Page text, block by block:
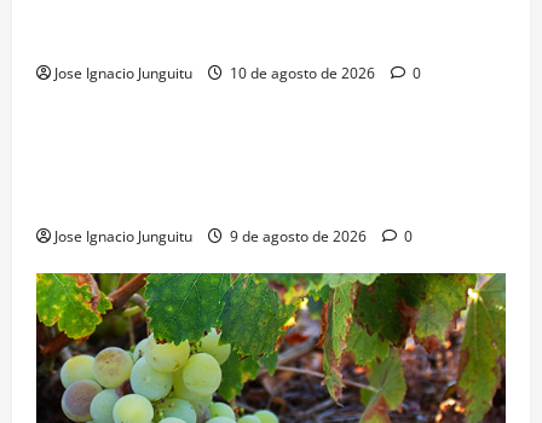
Jose Ignacio Junguitu 10 de agosto de 2026 0
¿HABLAMOS DE VINO? NOTICIAS VINO
Jose Ignacio Junguitu 9 de agosto de 2026 0